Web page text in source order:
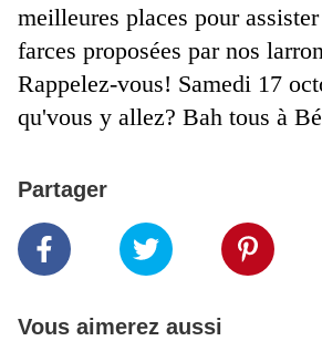
meilleures places pour
farces proposées par nos
Rappelez-vous! Samedi 17
qu'vous y allez? Bah tous à
Partager
Vous aimerez aussi